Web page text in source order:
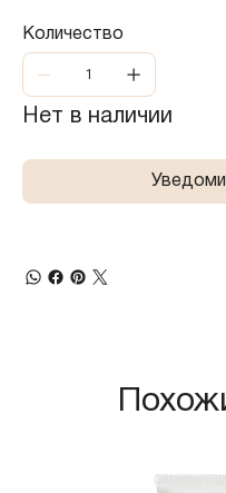
Количество
Нет в наличии